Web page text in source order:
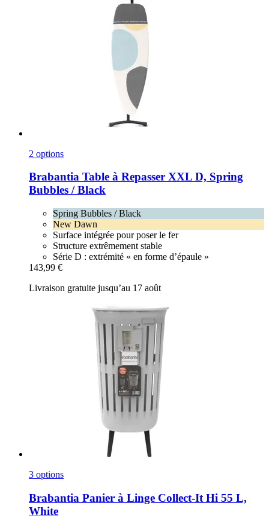
2 options
Brabantia Table à Repasser XXL D, Spring
Bubbles / Black
Spring Bubbles / Black
New Dawn
Surface intégrée pour poser le fer
Structure extrêmement stable
Série D : extrémité « en forme d’épaule »
143,99 €
Livraison gratuite jusqu’au 17 août
3 options
Brabantia Panier à Linge Collect-​It Hi 55 L,
White